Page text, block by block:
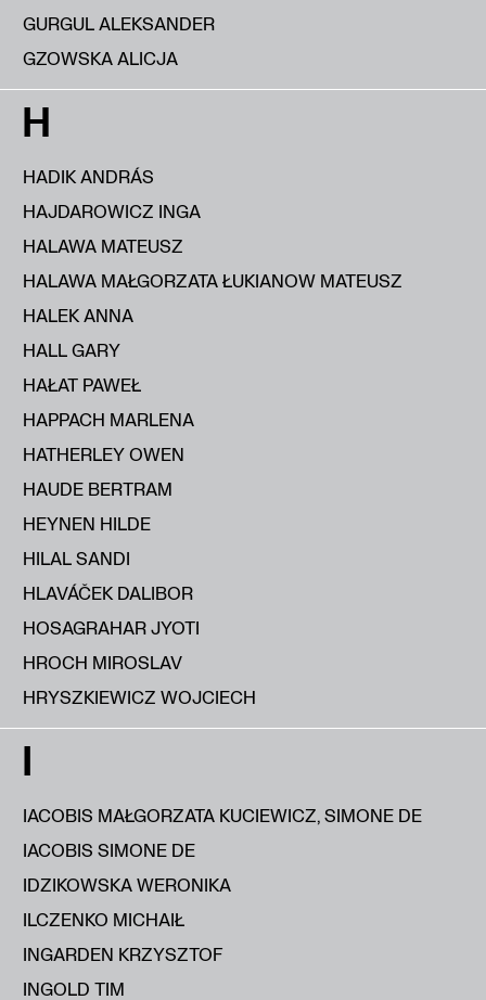
GURGUL ALEKSANDER
GZOWSKA ALICJA
H
HADIK ANDRÁS
HAJDAROWICZ INGA
HALAWA MATEUSZ
HALAWA MAŁGORZATA ŁUKIANOW MATEUSZ
HALEK ANNA
HALL GARY
HAŁAT PAWEŁ
HAPPACH MARLENA
HATHERLEY OWEN
HAUDE BERTRAM
HEYNEN HILDE
HILAL SANDI
HLAVÁČEK DALIBOR
HOSAGRAHAR JYOTI
HROCH MIROSLAV
HRYSZKIEWICZ WOJCIECH
I
IACOBIS MAŁGORZATA KUCIEWICZ, SIMONE DE
IACOBIS SIMONE DE
IDZIKOWSKA WERONIKA
ILCZENKO MICHAIŁ
INGARDEN KRZYSZTOF
INGOLD TIM